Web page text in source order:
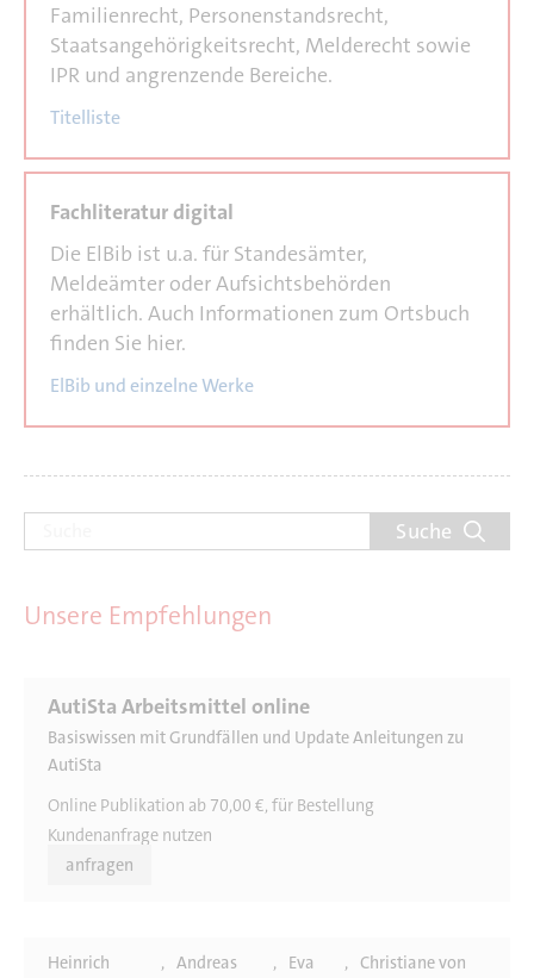
Familienrecht, Personenstandsrecht,
Staatsangehörigkeitsrecht, Melderecht sowie
IPR und angrenzende Bereiche.
Titelliste
Die ElBib ist u.a. für Standesämter,
Meldeämter oder Aufsichtsbehörden
erhältlich. Auch Informationen zum Ortsbuch
finden Sie hier.
ElBib und einzelne Werke
Suche
Unsere Empfehlungen
AutiSta Arbeitsmittel online
Basiswissen mit Grundfällen und Update Anleitungen zu
AutiSta
Online Publikation ab 70,00 €, für Bestellung
Kundenanfrage nutzen
anfragen
Heinrich
Andreas
Eva
Christiane von